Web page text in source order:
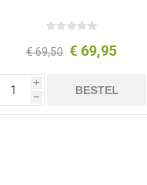
€ 69,50 € 69,95
i
h
BESTEL